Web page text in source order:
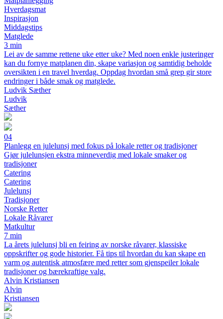
Hverdagsmat
Inspirasjon
Middagstips
Matglede
3 min
Lei av de samme rettene uke etter uke? Med noen enkle justeringer
kan du fornye matplanen din, skape variasjon og samtidig beholde
oversikten i en travel hverdag. Oppdag hvordan små grep gir store
endringer i både smak og matglede.
Ludvik Sæther
Ludvik
Sæther
04
Planlegg en julelunsj med fokus på lokale retter og tradisjoner
Gjør julelunsjen ekstra minneverdig med lokale smaker og
tradisjoner
Catering
Catering
Julelunsj
Tradisjoner
Norske Retter
Lokale Råvarer
Matkultur
7 min
La årets julelunsj bli en feiring av norske råvarer, klassiske
oppskrifter og gode historier. Få tips til hvordan du kan skape en
varm og autentisk atmosfære med retter som gjenspeiler lokale
tradisjoner og bærekraftige valg.
Alvin Kristiansen
Alvin
Kristiansen